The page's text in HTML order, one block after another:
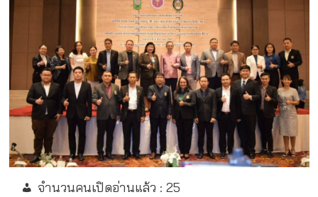
จำนวนคนเปิดอ่านแล้ว : 25